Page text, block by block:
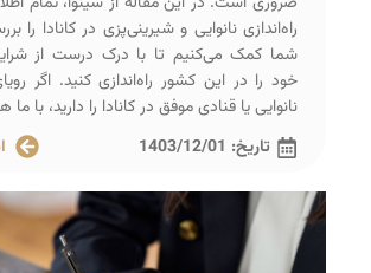
راه‌اندازی نانوایی و شیرینی‌پزی در کانادا را
شما کمک می‌کنیم تا با درک درست از
خود را در این کشور راه‌اندازی کنید. اگر
نانوایی یا قنادی موفق در کانادا را دارید، با ما
تاریخ: 1403/12/01